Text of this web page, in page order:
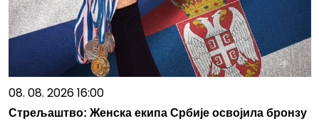
08. 08. 2026 16:00
Стрељаштво: Женска екипа Србије освојила бронзу